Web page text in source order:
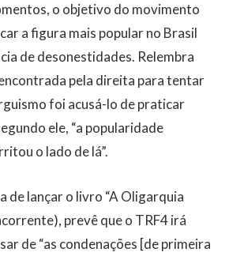
o objetivo do movimento
a figura mais popular no Brasil
de desonestidades. Relembra
pela direita para tentar
foi acusá-lo de praticar
ele, “a popularidade
o lado de lá”.
de lançar o livro “A Oligarquia
prevê que o TRF4 irá
de “as condenações [de primeira